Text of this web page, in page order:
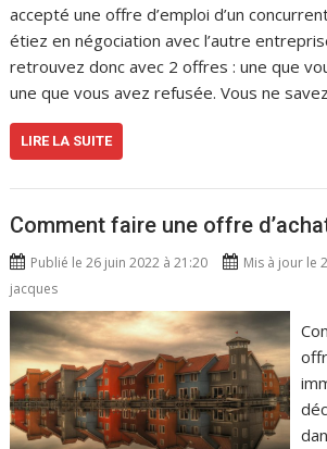
accepté une offre d’emploi d’un
étiez en négociation avec l’autre
retrouvez donc avec 2 offres : une que
une que vous avez refusée. Vous ne
LIRE LA SUITE
Comment faire une offre
Publié le 26 juin 2022 à 21:20
Mis à jour le
jacques